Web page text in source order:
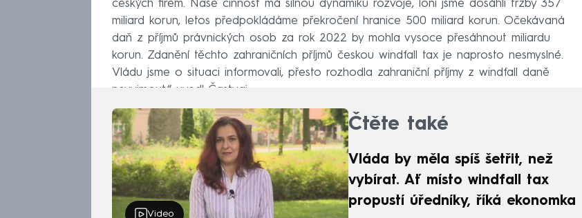
českých firem. Naše činnost má silnou dynamiku rozvoje, loni jsme dosáhli tržby 357
miliard korun, letos předpokládáme překročení hranice 500 miliard korun. Očekávaná
daň z příjmů právnických osob za rok 2022 by mohla vysoce přesáhnout miliardu
korun. Zdanění těchto zahraničních příjmů českou windfall tax je naprosto nesmyslné.
Vládu jsme o situaci informovali, přesto rozhodla zahraniční příjmy z windfall daně
nevyjmout,“ uvedl Častvaj.
Video
Čtěte také
Vláda by měla spíš šetřit, než
vybírat. Ať místo windfall tax
propustí úředníky, říká ekonomka